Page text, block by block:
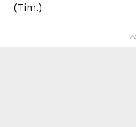
(Tim.)
-